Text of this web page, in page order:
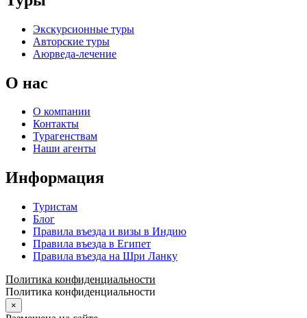
Экскурсионные туры
Авторские туры
Аюрведа-лечение
О нас
О компании
Контакты
Турагенствам
Наши агенты
Информация
Туристам
Блог
Правила въезда и визы в Индию
Правила въезда в Египет
Правила въезда на Шри Ланку
Политика конфиденциальности
Политика конфиденциальности
×